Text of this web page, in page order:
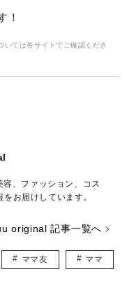
！
ては各サイトでご確認くださ
、ファッション、コス
お届けしています。
original 記事一覧へ
ママ友 ママ